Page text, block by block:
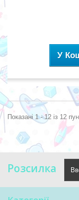
У
Показані 1 - 12 із 12
Розсилка